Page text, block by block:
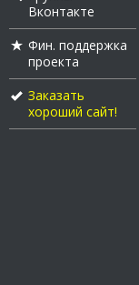
Вконтакте
Фин. поддержка
проекта
Заказать
хороший сайт!